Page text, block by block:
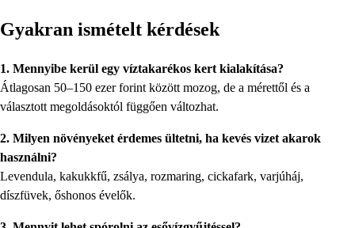
Gyakran ismételt kérdések
1. Mennyibe kerül egy víztakarékos kert kialakítása?
Átlagosan 50–150 ezer forint között mozog, de a mérettől és a
választott megoldásoktól függően változhat.
2. Milyen növényeket érdemes ültetni, ha kevés vizet akarok
használni?
Levendula, kakukkfű, zsálya, rozmaring, cickafark, varjúháj,
díszfüvek, őshonos évelők.